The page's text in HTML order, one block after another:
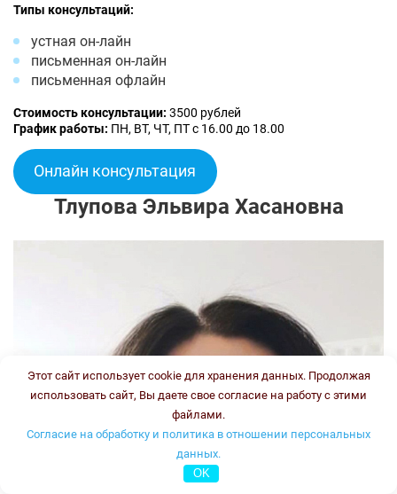
Типы консультаций:
устная он-лайн
письменная он-лайн
письменная офлайн
Стоимость консультации: 3500 рублей
График работы: ПН, ВТ, ЧТ, ПТ с 16.00 до 18.00
Онлайн консультация
Тлупова Эльвира Хасановна
Этот сайт использует cookie для хранения данных. Продолжая
использовать сайт, Вы даете свое согласие на работу с этими
файлами.
Согласие на обработку и политика в отношении персональных
данных.
OK